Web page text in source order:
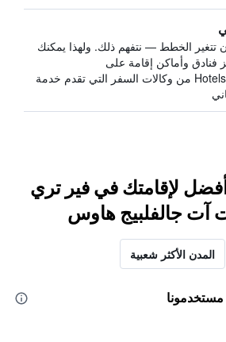
تتغير الخطط — نتفهم ذلك. ولهذا يمكنك
فنادق وأماكن إقامة على
HotelsCombined من وكالات السفر التي تقدم خدمة
أفضل لإقامتك في فير تري
آت جالفلبيج هاوس
المدن الأكثر شعبية
مستخدمونا